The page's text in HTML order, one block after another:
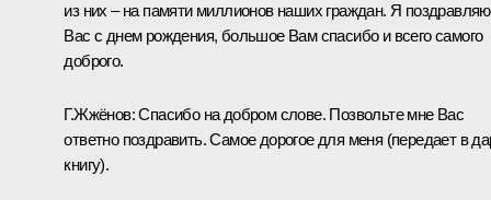
из них – на памяти миллионов наших граждан. Я поздравляю
Вас с днем рождения, большое Вам спасибо и всего самого
доброго.
Г.Жжёнов: Спасибо на добром слове. Позвольте мне Вас
ответно поздравить. Самое дорогое для меня (передает в
книгу).